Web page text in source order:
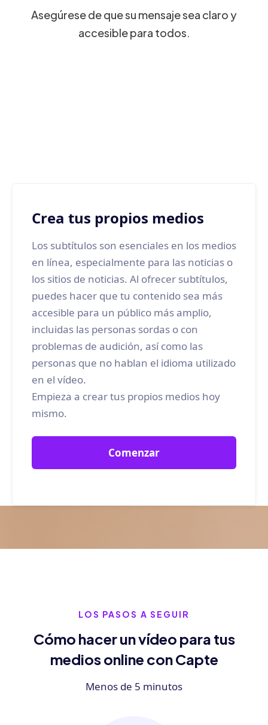
Asegúrese de que su mensaje sea claro y
accesible para todos.
Crea tus propios medios
Los subtítulos son esenciales en los medios
en línea, especialmente para las noticias o
los sitios de noticias. Al ofrecer subtítulos,
puedes hacer que tu contenido sea más
accesible para un público más amplio,
incluidas las personas sordas o con
problemas de audición, así como las
personas que no hablan el idioma utilizado
en el vídeo.
Empieza a crear tus propios medios hoy
mismo.
Comenzar
LOS PASOS A SEGUIR
Cómo hacer un vídeo para tus
medios online con Capte
Menos de 5 minutos